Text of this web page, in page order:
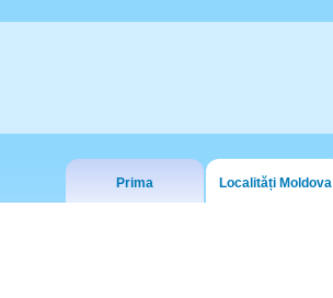
Prima Localități Moldova